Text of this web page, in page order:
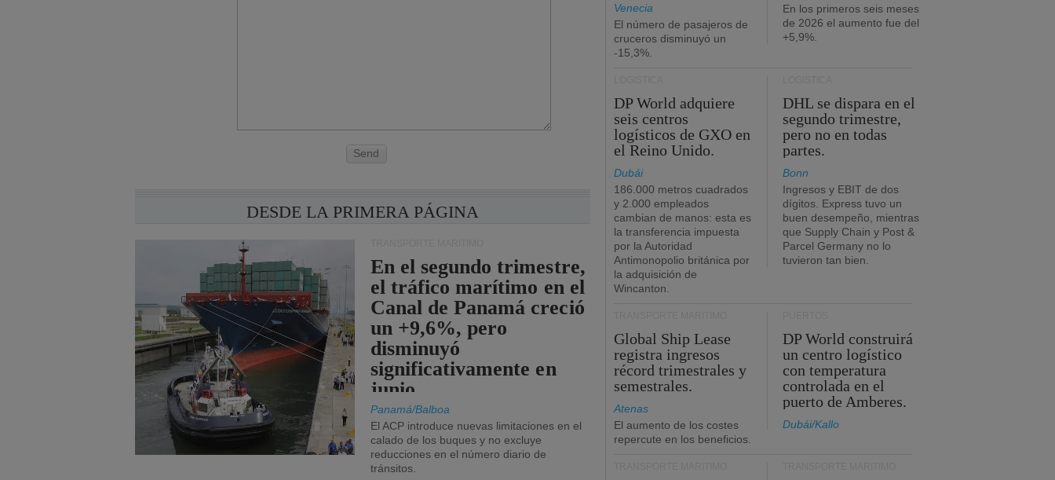
Send
DESDE LA PRIMERA PÁGINA
En el segundo trimestre,
el tráfico marítimo en el
Canal de Panamá creció
un +9,6%, pero
disminuyó
significativamente en
junio.
Panamá/Balboa
El ACP introduce nuevas limitaciones en el
calado de los buques y no excluye
reducciones en el número diario de
tránsitos.
Venecia
El número de pasajeros de
cruceros disminuyó un
-15,3%.
En los primeros seis meses
de 2026 el aumento fue del
+5,9%.
DP World adquiere
seis centros
logísticos de GXO en
el Reino Unido.
Dubái
186.000 metros cuadrados
y 2.000 empleados
cambian de manos: esta es
la transferencia impuesta
por la Autoridad
Antimonopolio británica por
la adquisición de
Wincanton.
DHL se dispara en el
segundo trimestre,
pero no en todas
partes.
Bonn
Ingresos y EBIT de dos
dígitos. Express tuvo un
buen desempeño, mientras
que Supply Chain y Post &
Parcel Germany no lo
tuvieron tan bien.
Global Ship Lease
registra ingresos
récord trimestrales y
semestrales.
Atenas
El aumento de los costes
repercute en los beneficios.
DP World construirá
un centro logístico
con temperatura
controlada en el
puerto de Amberes.
Dubái/Kallo